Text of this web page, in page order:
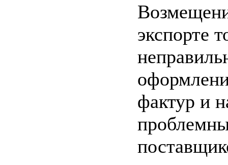
экспорте
фактур и